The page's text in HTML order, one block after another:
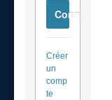
Connexion
Créer
un
comp
te